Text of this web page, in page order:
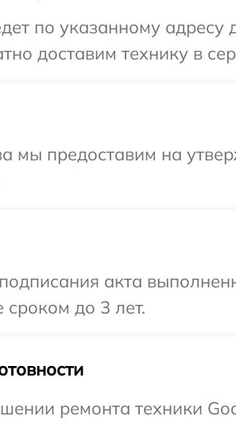
по указанному адресу
доставим технику в
мы предоставим на
акта
сроком до 3 лет.
ремонта техники